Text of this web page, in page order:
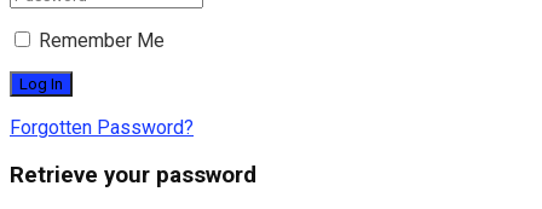
Remember Me
Forgotten Password?
Retrieve your password